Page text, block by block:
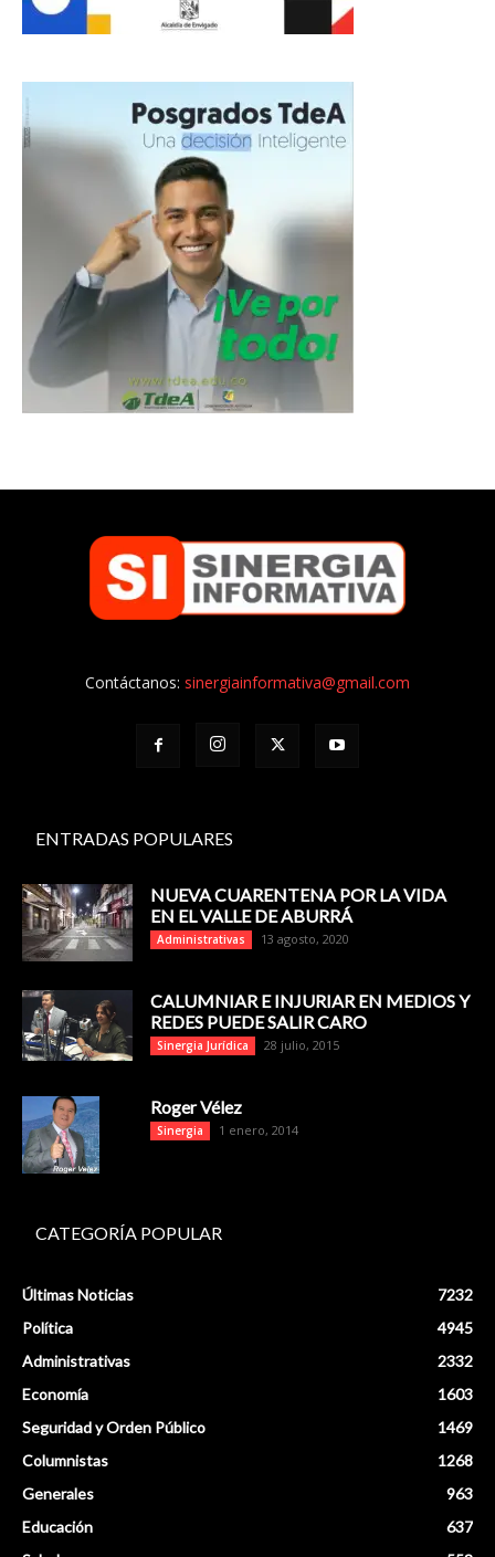
Contáctanos: sinergiainformativa@gmail.com
ENTRADAS POPULARES
NUEVA CUARENTENA POR LA VIDA
EN EL VALLE DE ABURRÁ
Administrativas 13 agosto, 2020
CALUMNIAR E INJURIAR EN MEDIOS Y
REDES PUEDE SALIR CARO
Sinergia Jurídica 28 julio, 2015
Roger Vélez
Sinergia 1 enero, 2014
CATEGORÍA POPULAR
Últimas Noticias
7232
Política
4945
Administrativas
2332
Economía
1603
Seguridad y Orden Público
1469
Columnistas
1268
Generales
963
Educación
637